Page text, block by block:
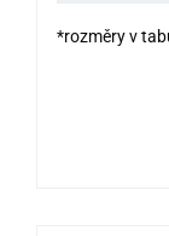
*rozměry v